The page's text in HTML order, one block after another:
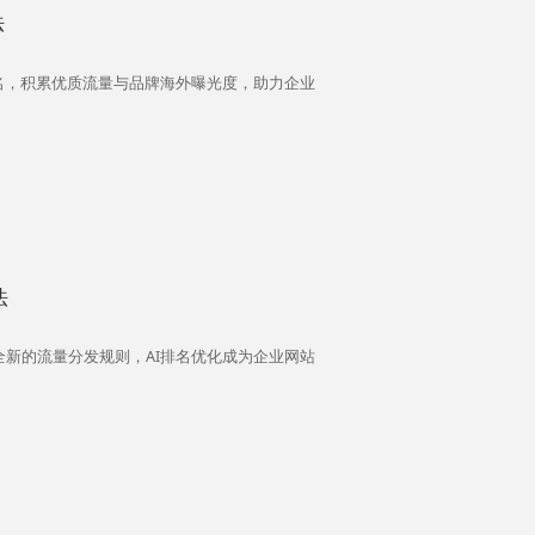
积累优质流量与品牌海外曝光度，助力企业
的流量分发规则，AI排名优化成为企业网站